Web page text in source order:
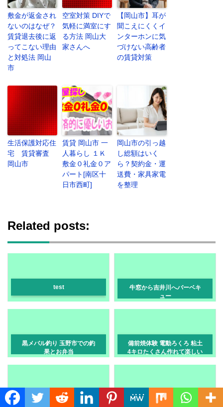
敷金が返金され
ないのはなぜ？
賃貸退去後に返
ってこない理由
と対処法 岡山
市
空室対策 DIYで
気軽に満室にす
る方法 岡山大
家さんへ
【岡山市】耳が
聞こえにくくイ
ンターホンに気
づけない高齢者
の賃貸対策
生活保護対応住
宅 賃貸審査
岡山市
賃貸 岡山市 一
人暮らし １Ｋ
敷金０礼金０ア
パート[南区十
日市西町]
岡山市の引っ越
し総額はいく
ら？契約金・運
送費・家具家電
を整理
Related posts:
test
牛窓から吉井川へバーベキ
ュー
黒メバル釣り 玉野市での釣
果とお弁当
備前焼体験 電動ろくろ 粘土
4キロたくさん作れて楽しい
イイダコ釣りと日生の五味
津山市観光で有名な鶴山公
Translate »